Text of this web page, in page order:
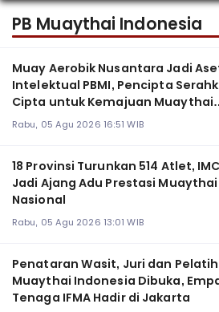
PB Muaythai Indonesia
Muay Aerobik Nusantara Jadi
Intelektual PBMI, Pencipta
Cipta untuk Kemajuan Muaythai
Indonesia
Rabu, 05 Agu 2026 16:51 WIB
18 Provinsi Turunkan 514 Atlet,
Jadi Ajang Adu Prestasi Muaythai
Nasional
Rabu, 05 Agu 2026 13:01 WIB
Penataran Wasit, Juri dan Pelatih
Muaythai Indonesia Dibuka,
Tenaga IFMA Hadir di Jakarta